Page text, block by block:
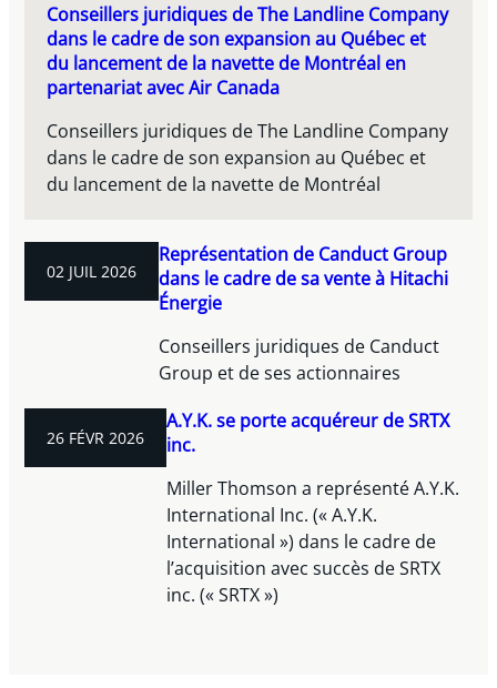
Conseillers juridiques de The Landline Company
dans le cadre de son expansion au Québec et
du lancement de la navette de Montréal en
partenariat avec Air Canada
Conseillers juridiques de The Landline Company
dans le cadre de son expansion au Québec et
du lancement de la navette de Montréal
02 JUIL 2026
Représentation de Canduct Group
dans le cadre de sa vente à Hitachi
Énergie
Conseillers juridiques de Canduct
Group et de ses actionnaires
26 FÉVR 2026
A.Y.K. se porte acquéreur de SRTX
inc.
Miller Thomson a représenté A.Y.K.
International Inc. (« A.Y.K.
International ») dans le cadre de
l’acquisition avec succès de SRTX
inc. (« SRTX »)